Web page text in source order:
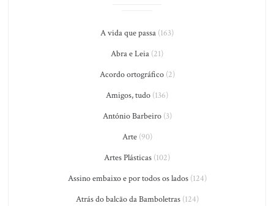
A vida que passa (163)
Abra e Leia (21)
Acordo ortográfico(2)
Amigos, tudo (136)
António Barbeiro(3)
Arte(90)
Artes Plásticas (102)
Assino embaixo e por todos os lados(124)
Atrás do balcão da Bamboletras(124)